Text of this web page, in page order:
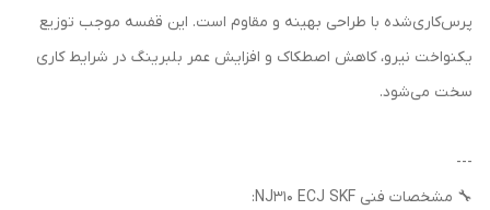
پرس‌کاری‌شده با طراحی بهینه و مقاوم است. این قفسه موجب توزیع
یکنواخت نیرو، کاهش اصطکاک و افزایش عمر بلبرینگ در شرایط کاری
سخت می‌شود.
---
🔧 مشخصات فنی NJ310 ECJ SKF: